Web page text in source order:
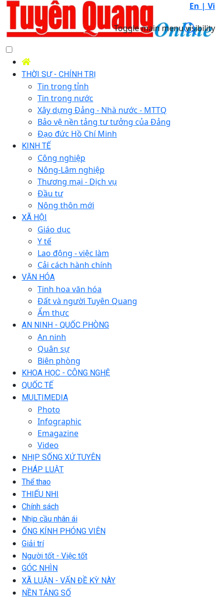
En | Vi
Toggle main menu visibility
THỜI SỰ - CHÍNH TRỊ
Tin trong tỉnh
Tin trong nước
Xây dựng Đảng - Nhà nước - MTTQ
Bảo vệ nền tảng tư tưởng của Đảng
Đạo đức Hồ Chí Minh
KINH TẾ
Công nghiệp
Nông-Lâm nghiệp
Thương mại - Dịch vụ
Đầu tư
Nông thôn mới
XÃ HỘI
Giáo dục
Y tế
Lao động - việc làm
Cải cách hành chính
VĂN HÓA
Tinh hoa văn hóa
Đất và người Tuyên Quang
Ẩm thực
AN NINH - QUỐC PHÒNG
An ninh
Quân sự
Biên phòng
KHOA HỌC - CÔNG NGHỆ
QUỐC TẾ
MULTIMEDIA
Photo
Infographic
Emagazine
Video
NHỊP SỐNG XỨ TUYÊN
PHÁP LUẬT
Thể thao
THIẾU NHI
Chính sách
Nhịp cầu nhân ái
ỐNG KÍNH PHÓNG VIÊN
Giải trí
Người tốt - Việc tốt
GÓC NHÌN
XÃ LUẬN - VẤN ĐỀ KỲ NÀY
NỀN TẢNG SỐ